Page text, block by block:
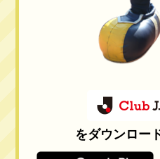
をダウンロー